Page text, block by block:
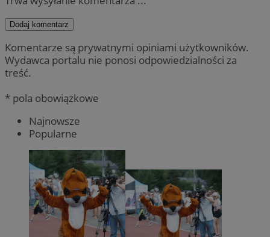
Dodaj komentarz
Komentarze są prywatnymi opiniami użytkowników.
Wydawca portalu nie ponosi odpowiedzialności za
treść.
* pola obowiązkowe
Najnowsze
Popularne